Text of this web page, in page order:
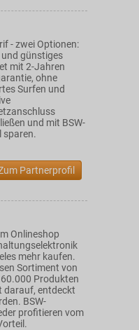
- zwei Optionen:
und günstiges
mit 2-Jahren
ohne
Surfen und
und mit BSW-
sparen.
Partnerprofil
Onlineshop
mehr kaufen.
Sortiment von
Produkten
darauf, entdeckt
BSW-
profitieren vom